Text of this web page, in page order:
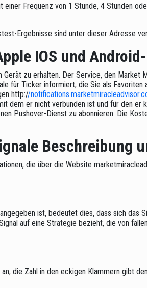
Frequenz von 1 Stunde, 4 Stunden
Ergebnisse sind unter dieser Adresse
IOS und
Gerät zu erhalten. Der Service, den
für Ticker informiert, die Sie als
http://
dem er nicht verbunden ist und für den
Pushover-Dienst zu abonnieren. Die
Beschreibung
die über die Website
ist, bedeutet dies, dass sich
auf eine Strategie bezieht, die von
die Zahl in den eckigen Klammern gibt